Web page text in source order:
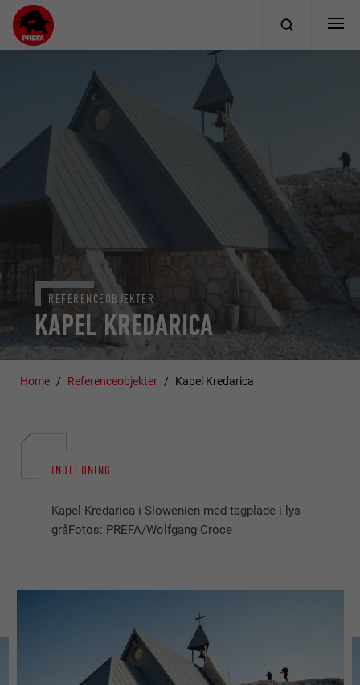
KAPEL KREDARICA
REFERENCEOBJEKTER
Home Referenceobjekter Kapel Kredarica
INDLEDNING
Kapel Kredarica i Slowenien med tagplade i lys
gråFotos: PREFA/Wolfgang Croce